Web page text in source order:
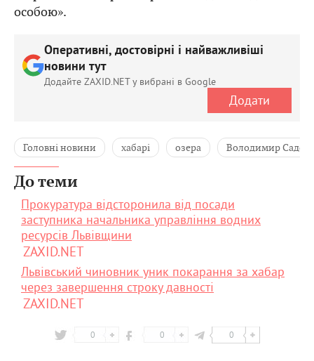
особою».
Оперативні, достовірні і найважливіші
новини тут
Додайте ZAXID.NET у вибрані в Google
Додати
Головні новини хабарі озера Володимир
До теми
Прокуратура відсторонила від посади
заступника начальника управління водних
ресурсів Львівщини
ZAXID.NET
Львівський чиновник уник покарання за хабар
через завершення строку давності
ZAXID.NET
0 0 0